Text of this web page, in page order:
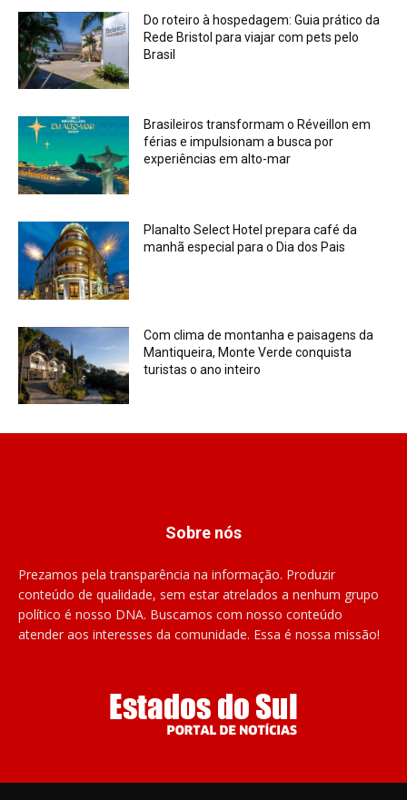
Do roteiro à hospedagem: Guia prático da
Rede Bristol para viajar com pets pelo
Brasil
Brasileiros transformam o Réveillon em
férias e impulsionam a busca por
experiências em alto-mar
Planalto Select Hotel prepara café da
manhã especial para o Dia dos Pais
Com clima de montanha e paisagens da
Mantiqueira, Monte Verde conquista
turistas o ano inteiro
Sobre nós
Prezamos pela transparência na informação. Produzir
conteúdo de qualidade, sem estar atrelados a nenhum grupo
político é nosso DNA. Buscamos com nosso conteúdo
atender aos interesses da comunidade. Essa é nossa missão!